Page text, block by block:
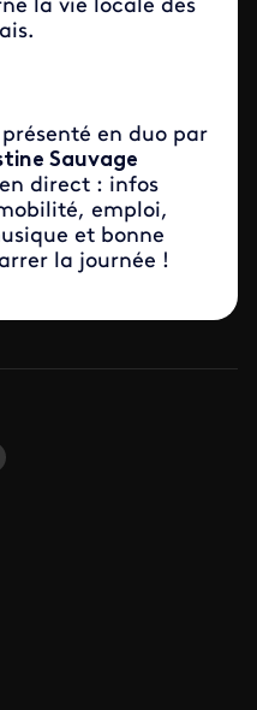
la vie locale des
présenté en duo par
Sauvage
direct : infos
emploi,
et bonne
la journée !